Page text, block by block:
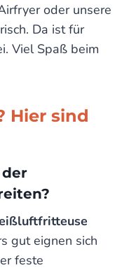
oder unsere
Da ist für
Viel Spaß beim
Hier sind
der
gut eignen sich
feste